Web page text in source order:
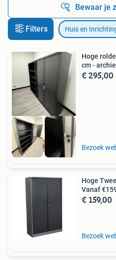
Bewaar je
Filters Huis en
Nieuw
Hoge
cm -
€ 295,00
Bezoek
Hoge
Vanaf
€ 159,00
Bezoek